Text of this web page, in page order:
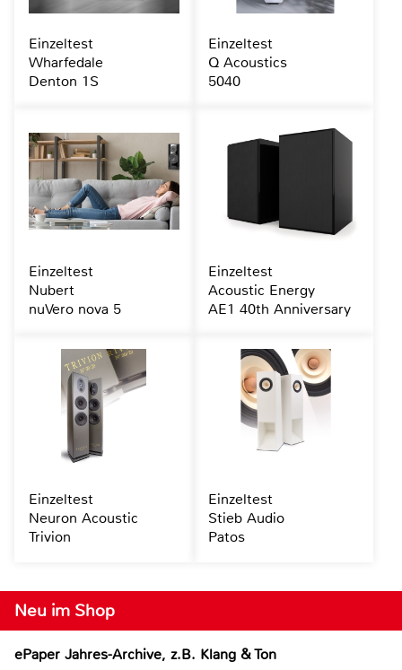
Neu im Shop
ePaper Jahres-Archive, z.B. Klang & Ton
Einzeltest
Wharfedale
Denton 1S
Einzeltest
Q Acoustics
5040
Einzeltest
Nubert
nuVero nova 5
Einzeltest
Acoustic Energy
AE1 40th Anniversary
Einzeltest
Neuron Acoustic
Trivion
Einzeltest
Stieb Audio
Patos